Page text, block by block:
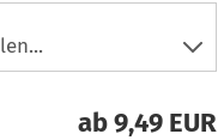
ab 9,49 EUR